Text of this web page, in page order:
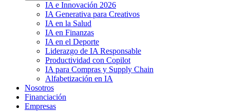
IA e Innovación 2026
IA Generativa para Creativos
IA en la Salud
IA en Finanzas
IA en el Deporte
Liderazgo de IA Responsable
Productividad con Copilot
IA para Compras y Supply Chain
Alfabetización en IA
Nosotros
Financiación
Empresas